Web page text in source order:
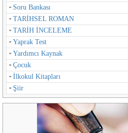
Soru Bankası
TARİHSEL ROMAN
TARİH İNCELEME
Yaprak Test
Yardımcı Kaynak
Çocuk
İlkokul Kitapları
Şiir